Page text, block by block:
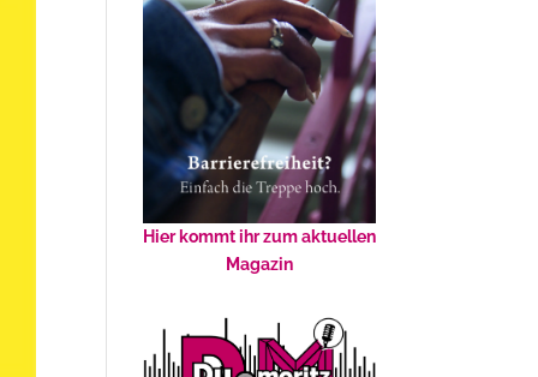
Hier kommt ihr zum aktuellen
Magazin